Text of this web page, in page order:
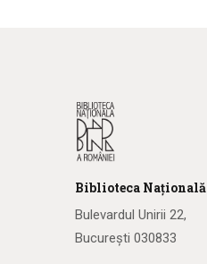
Biblioteca Națională
Bulevardul Unirii 22,
București 030833